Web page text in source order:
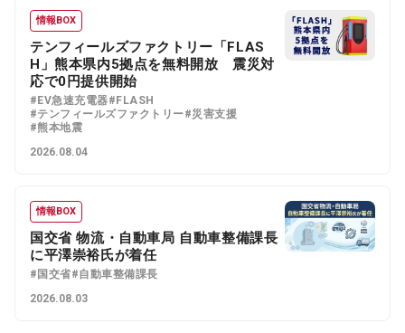
情報BOX
テンフィールズファクトリー「FLAS
H」熊本県内5拠点を無料開放 震災対
応で0円提供開始
#EV急速充電器#FLASH
#テンフィールズファクトリー#災害支援
#熊本地震
2026.08.04
情報BOX
国交省 物流・自動車局 自動車整備課長
に平澤崇裕氏が着任
#国交省#自動車整備課長
2026.08.03